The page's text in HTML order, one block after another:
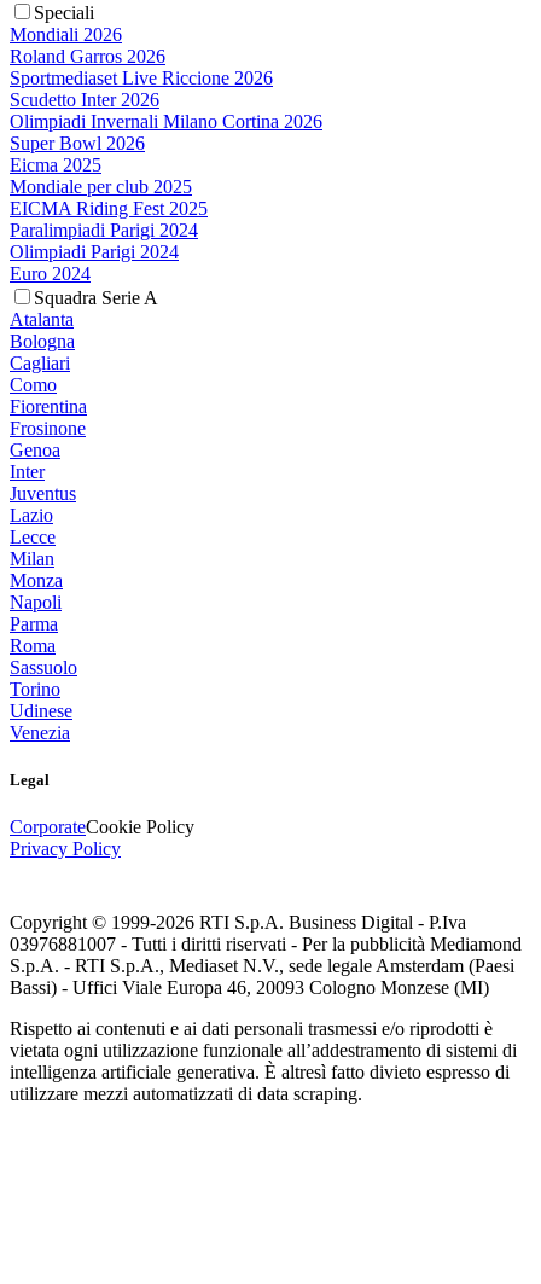
Speciali
Mondiali 2026
Roland Garros 2026
Sportmediaset Live Riccione 2026
Scudetto Inter 2026
Olimpiadi Invernali Milano Cortina 2026
Super Bowl 2026
Eicma 2025
Mondiale per club 2025
EICMA Riding Fest 2025
Paralimpiadi Parigi 2024
Olimpiadi Parigi 2024
Euro 2024
Squadra Serie A
Atalanta
Bologna
Cagliari
Como
Fiorentina
Frosinone
Genoa
Inter
Juventus
Lazio
Lecce
Milan
Monza
Napoli
Parma
Roma
Sassuolo
Torino
Udinese
Venezia
Legal
CorporateCookie Policy
Privacy Policy
Copyright © 1999-2026 RTI S.p.A. Business Digital - P.Iva
03976881007 - Tutti i diritti riservati - Per la pubblicità Mediamond
S.p.A. - RTI S.p.A., Mediaset N.V., sede legale Amsterdam (Paesi
Bassi) - Uffici Viale Europa 46, 20093 Cologno Monzese (MI)
Rispetto ai contenuti e ai dati personali trasmessi e/o riprodotti è
vietata ogni utilizzazione funzionale all’addestramento di sistemi di
intelligenza artificiale generativa. È altresì fatto divieto espresso di
utilizzare mezzi automatizzati di data scraping.